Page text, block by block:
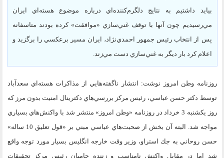
بيايد داشتيم به نتايج دلگرم‌كننده‌اي درباره موضوع هسته‌اي ايران
مي‌رسيديم چون آنها با توقف غني‌سازي «موافقت» كرده بودند متاسفانه
پس از انتخاب رئيس جمهور احمدي‌نژاد، ايران مسير برعكسي را برگزيد و
اعلام كرد بار ديگر به غني‌سازي دست مي‌زند.
روزنامه وطن امروز نوشت: انتشار ناگفته‌هايي از مذاكرات هسته‌اي سعدآباد
توسط دكتر حسن عباسي، رئيس مركز بررسي‌هاي دكترينال امنيت بدون مرز كه
روز يكشنبه 3 خرداد در روزنامه «وطن امروز» منتشر شد با واكنش‌هاي بسياري
مواجه شد. البته آن بخش از صحبت‌هاي عباسي مبني بر «قول تعليق 10 ساله»
حسن روحاني به جك استراو، وزير وقت خارجه انگليس بسيار مورد توجه واقع
شد اما در مقابل واكنش نامناسب و زننده حاميان رئيس مركز تحقيقات